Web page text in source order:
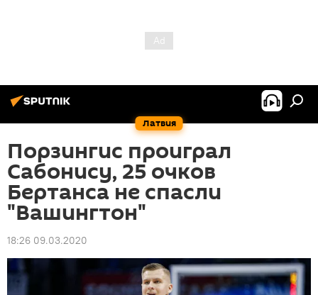
Латвия
Порзингис проиграл
Сабонису, 25 очков
Бертанса не спасли
"Вашингтон"
18:26 09.03.2020